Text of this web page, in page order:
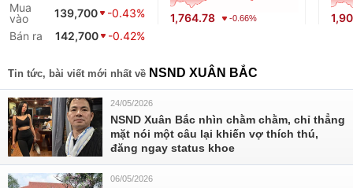
Mua
vào
139,700
-0.43%
Bán ra
142,700 -0.42%
1,764.78 -0.66%
Tin tức, bài viết mới nhất về NSND XUÂN BẮC
24/05/2026
NSND Xuân Bắc nhìn chằm chằm, chỉ thẳng
mặt nói một câu lại khiến vợ thích thú,
đăng ngay status khoe
06/05/2026